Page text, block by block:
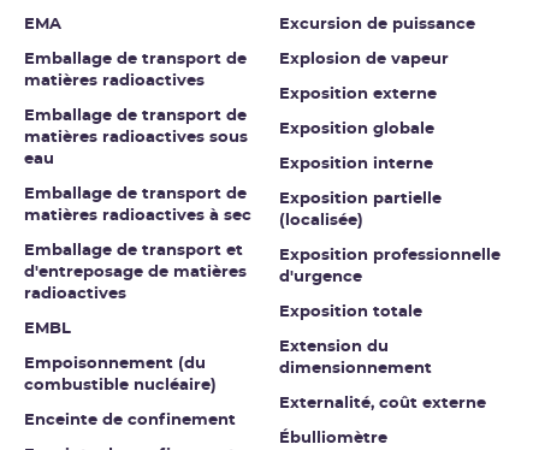
EMA
Emballage de transport de
matières radioactives
Emballage de transport de
matières radioactives sous
eau
Emballage de transport de
matières radioactives à sec
Emballage de transport et
d'entreposage de matières
radioactives
EMBL
Empoisonnement (du
combustible nucléaire)
Enceinte de confinement
Excursion de puissance
Explosion de vapeur
Exposition externe
Exposition globale
Exposition interne
Exposition partielle
(localisée)
Exposition professionnelle
d'urgence
Exposition totale
Extension du
dimensionnement
Externalité, coût externe
Ébulliomètre